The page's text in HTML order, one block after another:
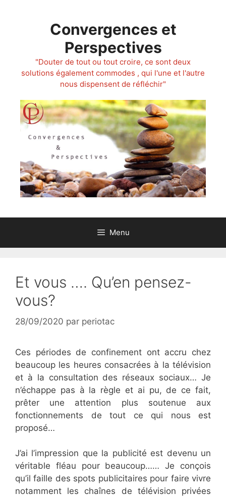
Convergences et
Perspectives
"Douter de tout ou tout croire, ce sont deux
solutions également commodes , qui l'une et l'autre
nous dispensent de réfléchir"
Menu
Et vous …. Qu’en pensez-
vous?
28/09/2020 par periotac
Ces périodes de confinement ont accru chez
beaucoup les heures consacrées à la télévision
et à la consultation des réseaux sociaux… Je
n’échappe pas à la règle et ai pu, de ce fait,
prêter une attention plus soutenue aux
fonctionnements de tout ce qui nous est
proposé…
J’ai l’impression que la publicité est devenu un
véritable fléau pour beaucoup…… Je conçois
qu’il faille des spots publicitaires pour faire vivre
notamment les chaînes de télévision privées